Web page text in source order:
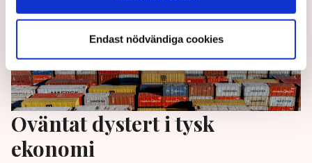
Endast nödvändiga cookies
Oväntat dystert i tysk
ekonomi